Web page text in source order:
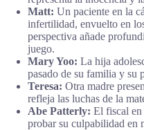
Matt: Un paciente en la
infertilidad, envuelto en
perspectiva añade
juego.
Mary Yoo: La hija
pasado de su familia y su
Teresa: Otra madre
refleja las luchas de la
Abe Patterly: El fiscal
probar su culpabilidad en